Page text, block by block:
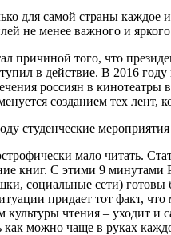
для самой страны
не менее важного и
причиной того, что
в действие. В 2016
россиян в кинотеатры
созданием тех лент,
студенческие
мало читать.
книг. С этими 9 минутами
социальные сети) готовы
придает тот факт,
культуры чтения – уходит
как можно чаще в руках